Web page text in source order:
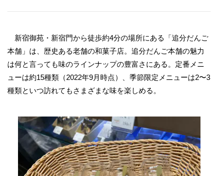
新宿御苑・新宿門から徒歩約4分の場所にある「追分だんご
本舗」は、歴史ある老舗の和菓子店。追分だんご本舗の魅力
は何と言っても味のラインナップの豊富さにある。定番メニ
ューは約15種類（2022年9月時点）、季節限定メニューは2〜3
種類といつ訪れてもさまざまな味を楽しめる。